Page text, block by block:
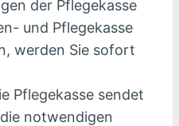
der Pflegekasse
und Pflegekasse
werden Sie sofort
Pflegekasse sendet
notwendigen